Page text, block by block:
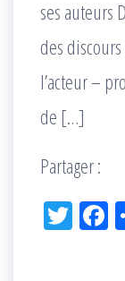
ses auteurs
des
l’acteur –
de […]
Partager :
Tw